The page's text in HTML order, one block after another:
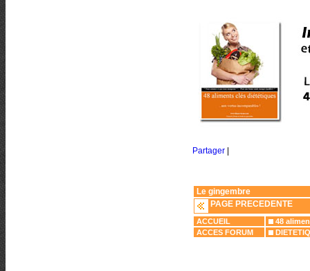
Partager
Le gingembre
PAGE PRECEDENTE
ACCUEIL
48
ACCES FORUM